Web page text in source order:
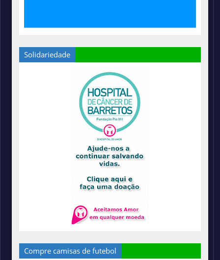
Solidariedade
Compre camisas de futebol